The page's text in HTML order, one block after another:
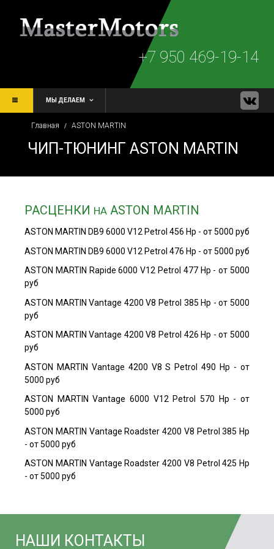
+7 950 469-19-14
МЫ ДЕЛАЕМ
Главная / ASTON MARTIN
ЧИП-ТЮНИНГ ASTON MARTIN
РАСЦЕНКИ НА ASTON MARTIN
ASTON MARTIN DB9 6000 V12 Petrol 456 Hp - от 5000 руб
ASTON MARTIN DB9 6000 V12 Petrol 476 Hp - от 5000 руб
ASTON MARTIN Rapide 6000 V12 Petrol 477 Hp - от 5000
руб
ASTON MARTIN Vantage 4200 V8 Petrol 385 Hp - от 5000
руб
ASTON MARTIN Vantage 4200 V8 Petrol 426 Hp - от 5000
руб
ASTON MARTIN Vantage 4200 V8 S Petrol 490 Hp - от
5000 руб
ASTON MARTIN Vantage 6000 V12 Petrol 570 Hp - от
5000 руб
ASTON MARTIN Vantage Roadster 4200 V8 Petrol 385 Hp
- от 5000 руб
ASTON MARTIN Vantage Roadster 4200 V8 Petrol 425 Hp
- от 5000 руб
НАШИ КОНТАКТЫ